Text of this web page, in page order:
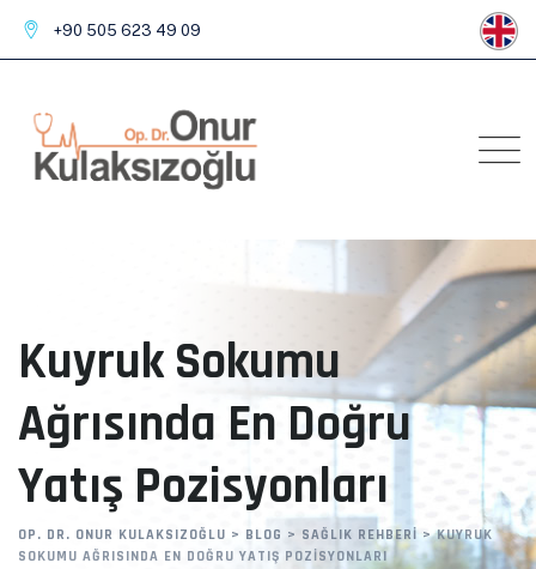
+90 505 623 49 09
Kuyruk Sokumu
Ağrısında En Doğru
Yatış Pozisyonları
OP. DR. ONUR KULAKSIZOĞLU > BLOG > SAĞLIK REHBERI>KUYRUK
SOKUMU AĞRISINDA EN DOĞRU YATIŞ POZISYONLARI